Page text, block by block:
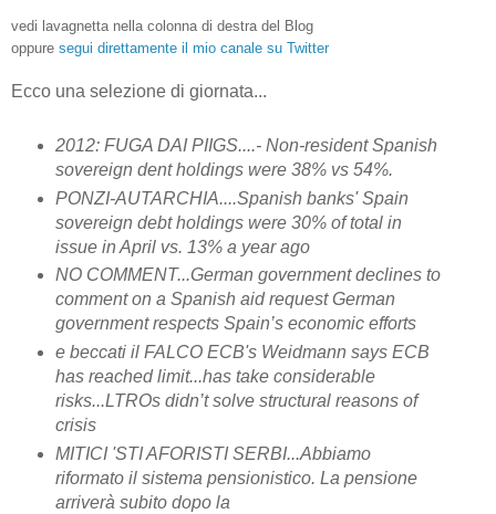
vedi lavagnetta nella colonna di destra del Blog
oppure segui direttamente il mio canale su Twitter
Ecco una selezione di giornata...
2012: FUGA DAI PIIGS....- Non-resident Spanish
sovereign dent holdings were 38% vs 54%.
PONZI-AUTARCHIA....Spanish banks' Spain
sovereign debt holdings were 30% of total in
issue in April vs. 13% a year ago
NO COMMENT...German government declines to
comment on a Spanish aid request German
government respects Spain’s economic efforts
e beccati il FALCO ECB's Weidmann says ECB
has reached limit...has take considerable
risks...LTROs didn’t solve structural reasons of
crisis
MITICI 'STI AFORISTI SERBI...Abbiamo
riformato il sistema pensionistico. La pensione
arriverà subito dopo la